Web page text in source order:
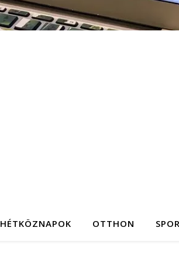
HÉTKÖZNAPOK OTTHON